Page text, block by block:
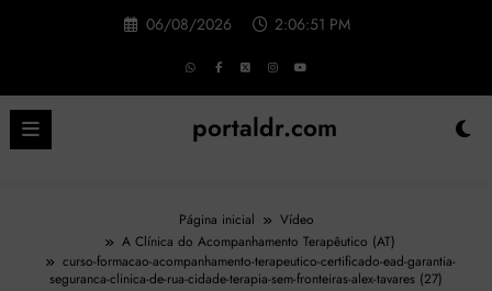
06/08/2026 2:06:52 PM
portaldr.com
Página inicial
Vídeo
A Clínica do Acompanhamento Terapêutico (AT)
curso-formacao-acompanhamento-terapeutico-certificado-ead-garantia-
seguranca-clinica-de-rua-cidade-terapia-sem-fronteiras-alex-tavares (27)